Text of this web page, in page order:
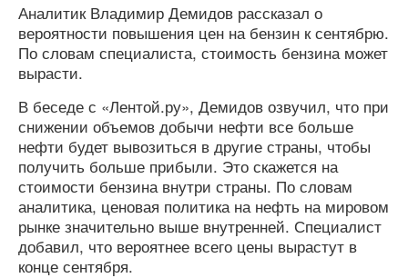
Аналитик Владимир Демидов рассказал о
вероятности повышения цен на бензин к сентябрю.
По словам специалиста, стоимость бензина может
вырасти.
В беседе с «Лентой.ру», Демидов озвучил, что при
снижении объемов добычи нефти все больше
нефти будет вывозиться в другие страны, чтобы
получить больше прибыли. Это скажется на
стоимости бензина внутри страны. По словам
аналитика, ценовая политика на нефть на мировом
рынке значительно выше внутренней. Специалист
добавил, что вероятнее всего цены вырастут в
конце сентября.